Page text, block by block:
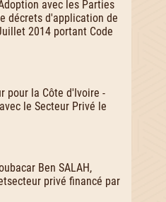
avec les Parties
décrets d'application de
2014 portant Code
pour la Côte d'Ivoire -
le Secteur Privé le
Ben SALAH,
privé financé par